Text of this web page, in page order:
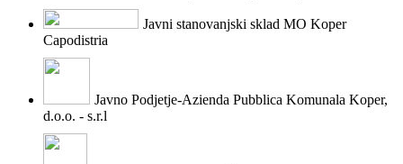
Javni stanovanjski sklad MO Koper
Capodistria
Javno Podjetje-Azienda Pubblica Komunala Koper,
d.o.o. - s.r.l